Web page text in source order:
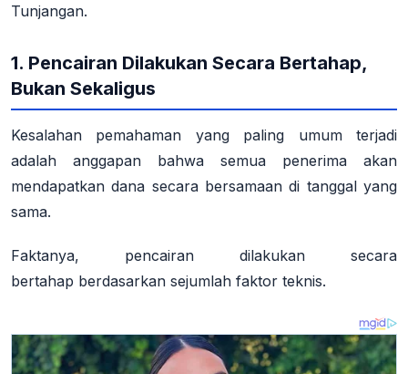
Tunjangan.
1. Pencairan Dilakukan Secara Bertahap,
Bukan Sekaligus
Kesalahan pemahaman yang paling umum terjadi
adalah anggapan bahwa semua penerima akan
mendapatkan dana secara bersamaan di tanggal yang
sama.
Faktanya, pencairan dilakukan secara
bertahap berdasarkan sejumlah faktor teknis.